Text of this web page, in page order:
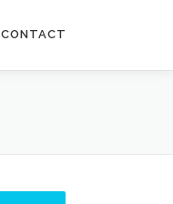
CONTACT